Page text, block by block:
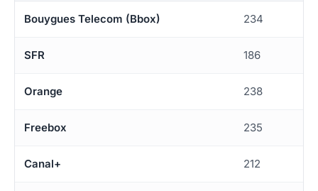
Bouygues Telecom (Bbox) 234
SFR 186
Orange 238
Freebox 235
Canal+ 212